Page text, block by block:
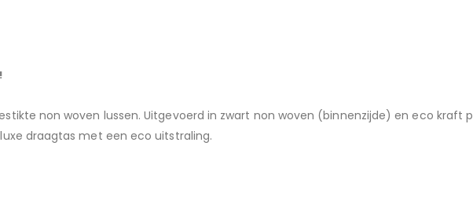
non woven lussen. Uitgevoerd in zwart non woven (binnenzijde) en eco kraft
draagtas met een eco uitstraling.